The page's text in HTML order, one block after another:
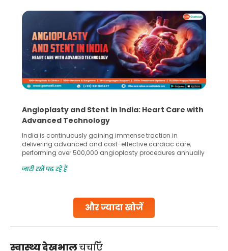
और ज्यादा खोजें
5 Essential Steps for Effective Human Sperm
Collection and Processing Methods
Human sperm collection and processing are critical steps
in advanced reproductive techniques like In Vitro
Fertilization (IVF) and intrauterine insemination (IUI). These
challenges and help couples achieve their dream of
collected, they process the
जारी रखें पढ़ रहे हैं
स्वास्थ्य देखभालचर्चाएँ